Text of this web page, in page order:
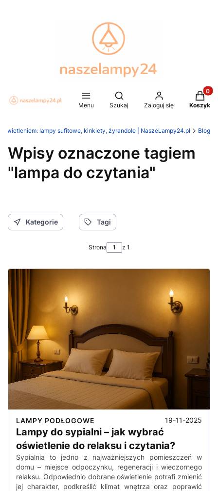
Menu
Otwórz wyszukiwarkę
Szukaj Zaloguj się Koszyk
lampy sufitowe, kinkiety, żyrandole | NaszeLampy24.pl Blog
Wpisy oznaczone tagiem
"lampa do czytania"
Kategorie Tagi
Strona z 1
LAMPY PODŁOGOWE 19-11-2025
Lampy do sypialni – jak wybrać
oświetlenie do relaksu i czytania?
Sypialnia to jedno z najważniejszych pomieszczeń w
domu – miejsce odpoczynku, regeneracji i wieczornego
relaksu. Odpowiednio dobrane oświetlenie potrafi zmienić
jej charakter, podkreślić klimat wnętrza oraz poprawić